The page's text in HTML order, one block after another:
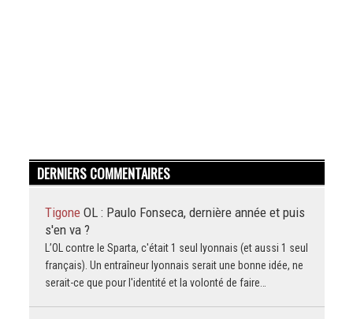
DERNIERS COMMENTAIRES
Tigone OL : Paulo Fonseca, dernière année et puis
s'en va ?
L’OL contre le Sparta, c'était 1 seul lyonnais (et aussi 1 seul
français). Un entraîneur lyonnais serait une bonne idée, ne
serait-ce que pour l'identité et la volonté de faire…